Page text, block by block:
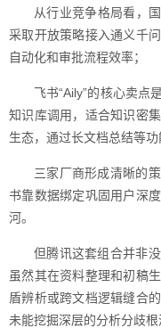
从行业竞争格局看，
采取开放策略接入通义千
自动化和审批流程效率；
飞书“Aily”的核心卖点
知识库调用，适合知识密
生态，通过长文档总结等功
三家厂商形成清晰的
书靠数据绑定巩固用户深
河。
但腾讯这套组合并非
虽然其在资料整理和初稿
盾辨析或跨文档逻辑缝合
未能挖掘深层的分析分歧根